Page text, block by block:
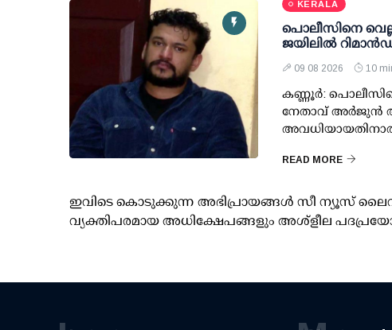
KERALA
പൊലീസിനെ
ജയിലില്‍
09 08 2026 10
കണ്ണൂര്‍:
നേതാവ് അര്‍ജുന്‍
READ MORE
ഇവിടെ കൊടുക്കുന്ന അഭിപ്രായങ്ങള്‍ സീ ന്യൂസ്
വ്യക്തിപരമായ അധിക്ഷേപങ്ങളും അശ്‌ളീല